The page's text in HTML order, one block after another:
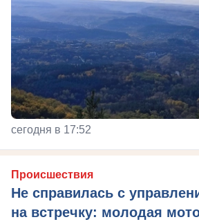
сегодня в 17:52
Происшествия
Не справилась с
на встречку: молодая